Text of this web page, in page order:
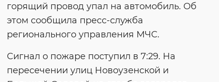
горящий провод упал на автомобиль. Об
этом сообщила пресс-служба
регионального управления МЧС.
Сигнал о пожаре поступил в 7:29. На
пересечении улиц Новоузенской и